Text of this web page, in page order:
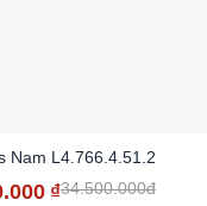
Nam L4.766.4.51.2
₫34.500.000đ